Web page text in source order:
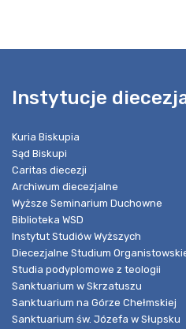
Instytucje
Kuria Biskupia
Sąd Biskupi
Caritas diecezji
Archiwum diecezjalne
Wyższe Seminarium Duchowne
Biblioteka WSD
Instytut Studiów Wyższych
Diecezjalne Studium
Studia podyplomowe z teologii
Sanktuarium w Skrzatuszu
Sanktuarium na Górze Chełmskiej
Sanktuarium św. Józefa w Słupsku